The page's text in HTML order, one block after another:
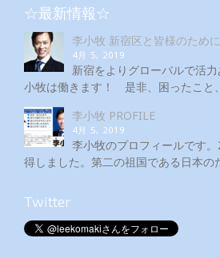
☆最新情報☆
李小牧 新宿区と皆様のため
4月 5, 2019
新宿をよりグローバルで活
小牧は働きます！ 是非、困ったこと
李小牧 PROFILE
4月 5, 2019
李小牧のプロフィールです
得しました。第二の祖国である日本の
Twitter